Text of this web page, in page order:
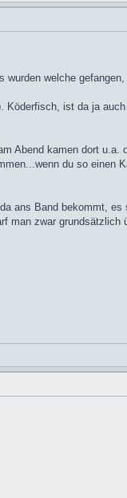
welche
ist da ja
Abend kamen dort
du so einen
ans Band bekommt,
zwar grundsätzlich